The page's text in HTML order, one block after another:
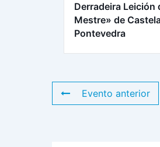
Derradeira Leición
Mestre» de
Pontevedra
Evento anterior